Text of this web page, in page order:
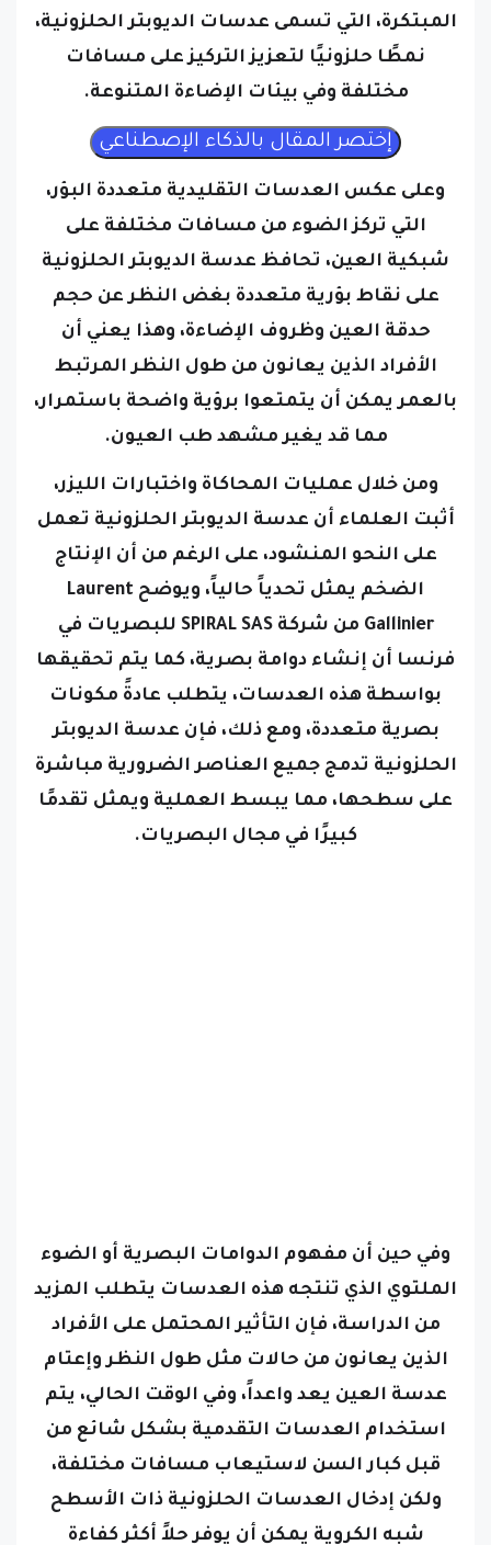
نمطًا حلزونيًا لتعزيز التركيز على مسافات
مختلفة وفي بيئات الإضاءة المتنوعة.
وعلى عكس العدسات التقليدية متعددة البؤر،
التي تركز الضوء من مسافات مختلفة على
شبكية العين، تحافظ عدسة الديوبتر الحلزونية
على نقاط بؤرية متعددة بغض النظر عن حجم
حدقة العين وظروف الإضاءة، وهذا يعني أن
الأفراد الذين يعانون من طول النظر المرتبط
بالعمر يمكن أن يتمتعوا برؤية واضحة باستمرار،
مما قد يغير مشهد طب العيون.
ومن خلال عمليات المحاكاة واختبارات الليزر،
أثبت العلماء أن عدسة الديوبتر الحلزونية تعمل
على النحو المنشود، على الرغم من أن الإنتاج
الضخم يمثل تحدياً حالياً، ويوضح Laurent
Gallinier من شركة SPIRAL SAS للبصريات في
فرنسا أن إنشاء دوامة بصرية، كما يتم تحقيقها
بواسطة هذه العدسات، يتطلب عادةً مكونات
بصرية متعددة، ومع ذلك، فإن عدسة الديوبتر
الحلزونية تدمج جميع العناصر الضرورية مباشرة
على سطحها، مما يبسط العملية ويمثل تقدمًا
كبيرًا في مجال البصريات.
الملتوي الذي تنتجه هذه العدسات يتطلب المزيد
من الدراسة، فإن التأثير المحتمل على الأفراد
الذين يعانون من حالات مثل طول النظر وإعتام
عدسة العين يعد واعداً، وفي الوقت الحالي، يتم
استخدام العدسات التقدمية بشكل شائع من
قبل كبار السن لاستيعاب مسافات مختلفة،
ولكن إدخال العدسات الحلزونية ذات الأسطح
شبه الكروية يمكن أن يوفر حلاً أكثر كفاءة
لتصحيح الأخطاء الانكسارية في العين.